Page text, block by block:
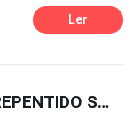
decide criar a
Han
de Connor,
enfrenta a su
Ler
MI EXESPOSO ARREPENTIDO SUPLICA QUE VUELVA CON EL.